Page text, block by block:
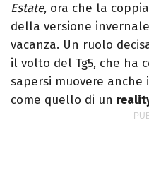
Estate, ora che la
della versione
vacanza. Un ruolo
il volto del Tg5, che ha
sapersi muovere anche
come quello di un